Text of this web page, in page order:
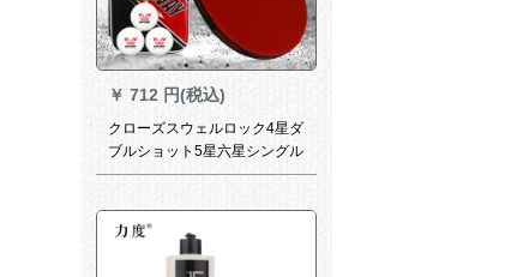
￥ 712 円(税込)
クローズスウェルロック4星ダ
ブルショット5星六星シングル
ス攻撃用シーベルトの直横撮
イト/短柄直写13个のボアをプ
ロシュートする。